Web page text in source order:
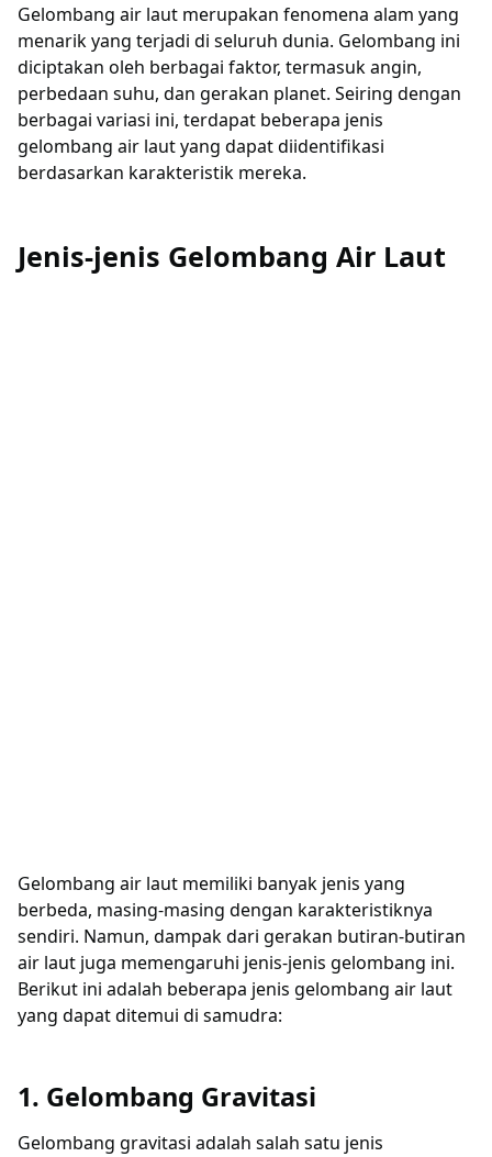
Gelombang air laut merupakan fenomena alam yang
menarik yang terjadi di seluruh dunia. Gelombang ini
diciptakan oleh berbagai faktor, termasuk angin,
perbedaan suhu, dan gerakan planet. Seiring dengan
berbagai variasi ini, terdapat beberapa jenis
gelombang air laut yang dapat diidentifikasi
berdasarkan karakteristik mereka.
Jenis-jenis Gelombang Air Laut
Gelombang air laut memiliki banyak jenis yang
berbeda, masing-masing dengan karakteristiknya
sendiri. Namun, dampak dari gerakan butiran-butiran
air laut juga memengaruhi jenis-jenis gelombang ini.
Berikut ini adalah beberapa jenis gelombang air laut
yang dapat ditemui di samudra:
1. Gelombang Gravitasi
Gelombang gravitasi adalah salah satu jenis